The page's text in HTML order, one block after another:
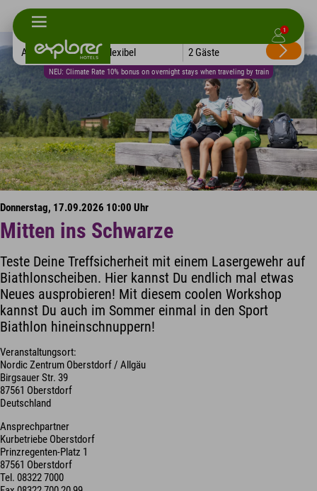
1
NEU: Climate Rate 10% bonus on overnight stays when traveling by train
Alle Hotels Flexibel 2 Gäste
Donnerstag, 17.09.2026 10:00 Uhr
Mitten ins Schwarze
Teste Deine Treffsicherheit mit einem Lasergewehr auf
Biathlonscheiben. Hier kannst Du endlich mal etwas
Neues ausprobieren! Mit diesem coolen Workshop
kannst Du auch im Sommer einmal in den Sport
Biathlon hineinschnuppern!
Veranstaltungsort:
Nordic Zentrum Oberstdorf / Allgäu
Birgsauer Str. 39
87561 Oberstdorf
Deutschland
Ansprechpartner
Kurbetriebe Oberstdorf
Prinzregenten-Platz 1
87561 Oberstdorf
Tel. 08322 7000